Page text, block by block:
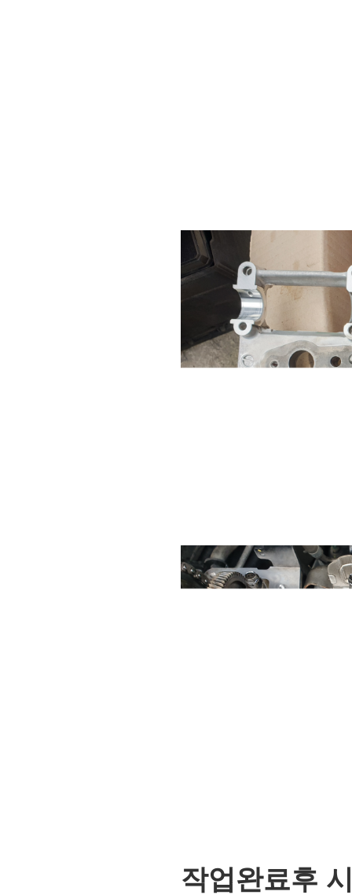
작업완료후